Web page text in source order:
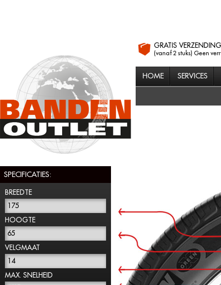
GRATIS VERZENDING
(vanaf 2 stuks) Geen
HOME SERVICES
SPECIFICATIES:
BREEDTE
175
HOOGTE
65
VELGMAAT
14
MAX. SNELHEID